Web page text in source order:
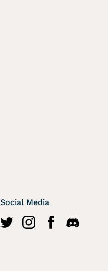
Social Media
http://twitter.com/
https://https://https://